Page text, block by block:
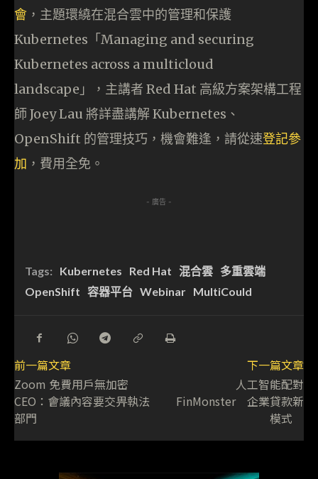
會 ，主題環繞在混合雲中的管理和保護
Kubernetes「Managing and securing
Kubernetes across a multicloud
landscape」，主講者 Red Hat 高級方案架構工程
師 Joey Lau 將詳盡講解 Kubernetes、
OpenShift 的管理技巧，機會難逢，請從速登記參
加 ，費用全免。
- 廣告 -
Tags: Kubernetes Red Hat 混合雲 多重雲端
OpenShift 容器平台 Webinar MultiCould
前一篇文章
Zoom 免費用戶無加密
CEO：會議內容要交畀執法
部門
下一篇文章
人工智能配對
FinMonster 企業貸款新
模式